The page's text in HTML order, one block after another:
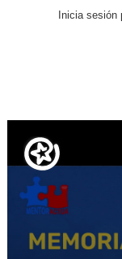
Inicia sesión